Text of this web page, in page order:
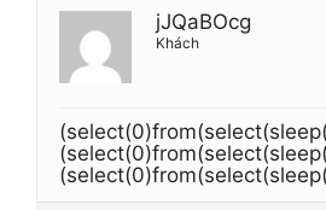
jJQaBOcg
Khách